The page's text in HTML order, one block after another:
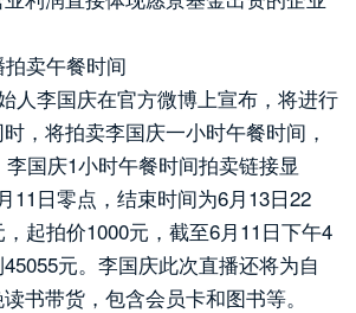
卖午餐时间
人李国庆在官方微博上宣布，将进行
，将拍卖李国庆一小时午餐时间，
国庆1小时午餐时间拍卖链接显
11日零点，结束时间为6月13日22
起拍价1000元，截至6月11日下午4
元。李国庆此次直播还将为自
书带货，包含会员卡和图书等。